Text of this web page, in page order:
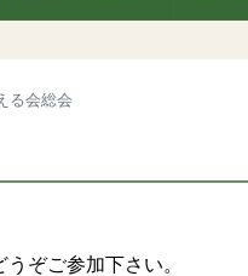
る会総会
ぞご参加下さい。